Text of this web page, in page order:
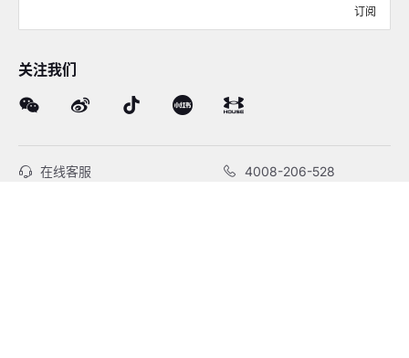
订阅
关注我们
在线客服 4008-206-528